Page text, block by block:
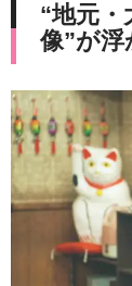
“地元
像”が